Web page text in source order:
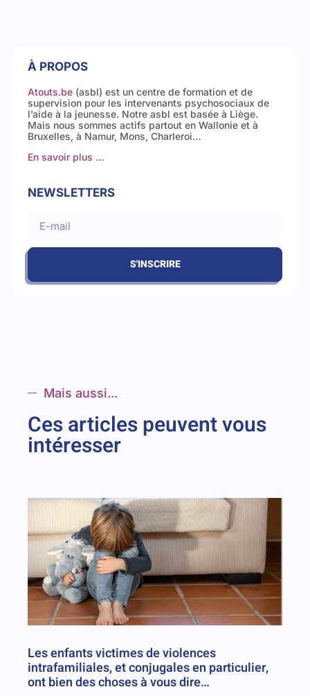
À PROPOS
Atouts.be (asbl) est un centre de formation et de
supervision pour les intervenants psychosociaux de
l’aide à la jeunesse. Notre asbl est basée à Liège.
Mais nous sommes actifs partout en Wallonie et à
Bruxelles, à Namur, Mons, Charleroi…
En savoir plus …
NEWSLETTERS
S'INSCRIRE
Mais aussi...
Ces articles peuvent vous
intéresser
Les enfants victimes de violences
intrafamiliales, et conjugales en particulier,
ont bien des choses à vous dire…